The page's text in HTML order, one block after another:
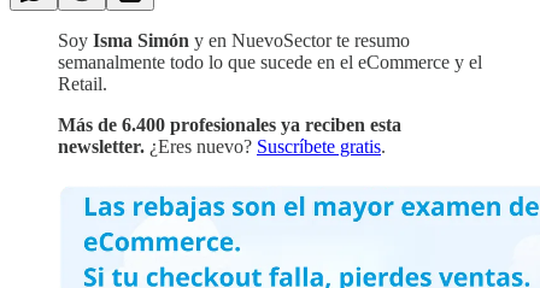
Soy Isma Simón y en NuevoSector te resumo
semanalmente todo lo que sucede en el eCommerce y el
Retail.
Más de 6.400 profesionales ya reciben esta
newsletter. ¿Eres nuevo? Suscríbete gratis.